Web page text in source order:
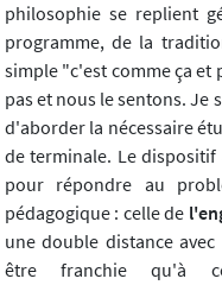
philosophie se replient
programme, de la
simple "c'est comme ça et
pas et nous le sentons. Je
d'aborder la nécessaire
de terminale. Le
pour répondre au
pédagogique : celle de
une double distance
être franchie qu'à